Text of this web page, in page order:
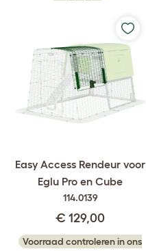
Easy Access Rendeur voor
Eglu Pro en Cube
114.0139
€ 129,00
Voorraad controleren in ons